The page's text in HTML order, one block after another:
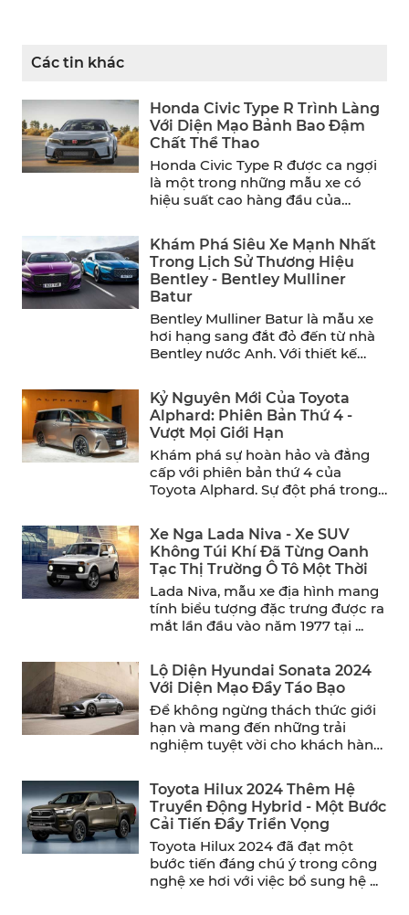
Các tin khác
Honda Civic Type R Trình Làng
Với Diện Mạo Bảnh Bao Đậm
Chất Thể Thao
Honda Civic Type R được ca ngợi
là một trong những mẫu xe có
hiệu suất cao hàng đầu của
Khám Phá Siêu Xe Mạnh Nhất
Trong Lịch Sử Thương Hiệu
Bentley - Bentley Mulliner
Batur
Bentley Mulliner Batur là mẫu xe
hơi hạng sang đắt đỏ đến từ nhà
Bentley nước Anh. Với thiết kế
Kỷ Nguyên Mới Của Toyota
Alphard: Phiên Bản Thứ 4 -
Vượt Mọi Giới Hạn
Khám phá sự hoàn hảo và đẳng
cấp với phiên bản thứ 4 của
Toyota Alphard. Sự đột phá trong
Xe Nga Lada Niva - Xe SUV
Không Túi Khí Đã Từng Oanh
Tạc Thị Trường Ô Tô Một Thời
Lada Niva, mẫu xe địa hình mang
tính biểu tượng đặc trưng được ra
mắt lần đầu vào năm 1977 tại ...
Lộ Diện Hyundai Sonata 2024
Với Diện Mạo Đầy Táo Bạo
Để không ngừng thách thức giới
hạn và mang đến những trải
nghiệm tuyệt vời cho khách hàng,
Toyota Hilux 2024 Thêm Hệ
Truyền Động Hybrid - Một Bước
Cải Tiến Đầy Triển Vọng
Toyota Hilux 2024 đã đạt một
bước tiến đáng chú ý trong công
nghệ xe hơi với việc bổ sung hệ ...